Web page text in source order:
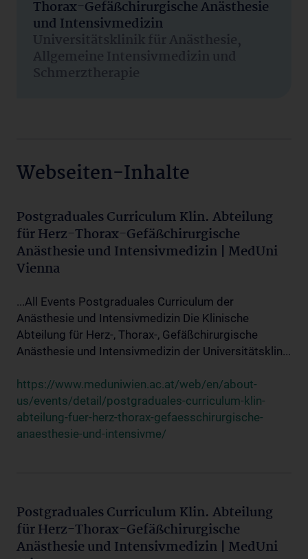
Thorax-Gefäßchirurgische Anästhesie
und Intensivmedizin
Universitätsklinik für Anästhesie,
Allgemeine Intensivmedizin und
Schmerztherapie
Webseiten-Inhalte
Postgraduales Curriculum Klin. Abteilung
für Herz-Thorax-Gefäßchirurgische
Anästhesie und Intensivmedizin | MedUni
Vienna
...All Events Postgraduales Curriculum der
Anästhesie und Intensivmedizin Die Klinische
Abteilung für Herz-, Thorax-, Gefäßchirurgische
Anästhesie und Intensivmedizin der Universitätsklin...
https://www.meduniwien.ac.at/web/en/about-
us/events/detail/postgraduales-curriculum-klin-
abteilung-fuer-herz-thorax-gefaesschirurgische-
anaesthesie-und-intensivme/
Postgraduales Curriculum Klin. Abteilung
für Herz-Thorax-Gefäßchirurgische
Anästhesie und Intensivmedizin | MedUni